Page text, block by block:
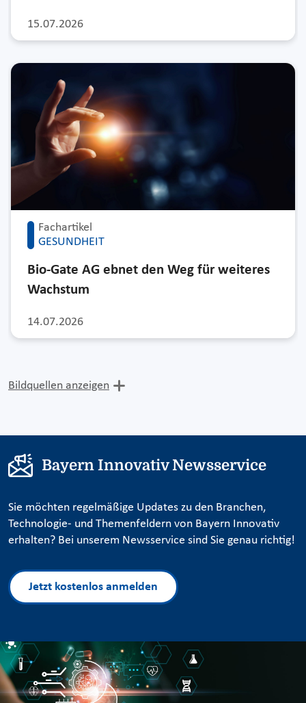
15.07.2026
Fachartikel
GESUNDHEIT
14.07.2026
Bio-Gate AG ebnet den Weg für weiteres
Wachstum
Bildquellen anzeigen
Bayern Innovativ Newsservice
Sie möchten regelmäßige Updates zu den Branchen,
Technologie- und Themenfeldern von Bayern Innovativ
erhalten? Bei unserem Newsservice sind Sie genau richtig!
Jetzt kostenlos anmelden